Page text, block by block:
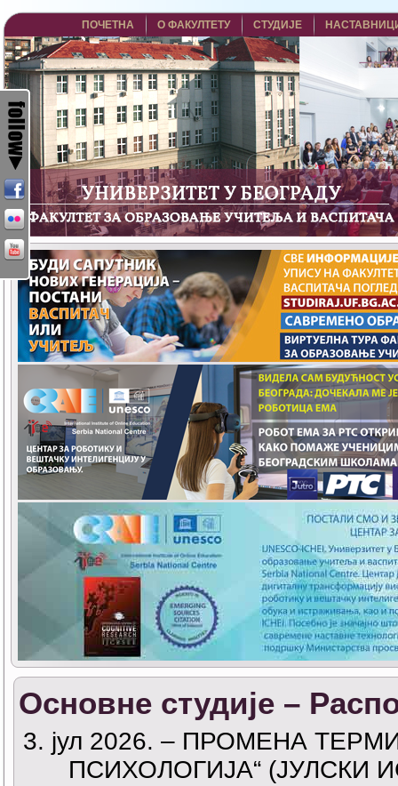
ПОЧЕТНА О ФАКУЛТЕТУ СТУДИЈЕ
Основне студије –
3. јул 2026. – ПРОМЕНА
ПСИХОЛОГИЈА“ (ЈУЛСКИ